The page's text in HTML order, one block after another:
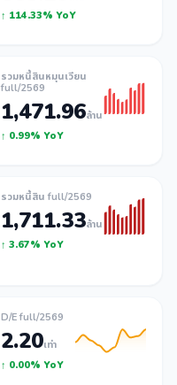
↑ 114.33% YoY
รวมหนี้สินหมุนเวียน
full/2569
1,471.96ล้าน
↑ 0.99% YoY
รวมหนี้สิน full/2569
1,711.33ล้าน
↑ 3.67% YoY
D/E full/2569
2.20เท่า
↑ 0.00% YoY